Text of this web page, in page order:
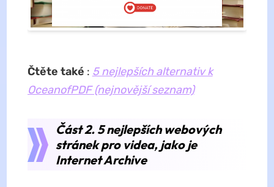
Čtěte také : 5 nejlepších alternativ k
OceanofPDF (nejnovější seznam)
Část 2. 5 nejlepších webových
stránek pro videa, jako je
Internet Archive